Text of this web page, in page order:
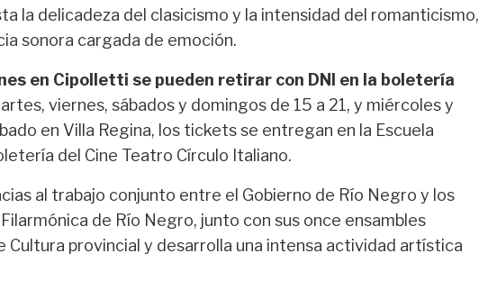
la delicadeza del clasicismo y la intensidad del romanticismo,
sonora cargada de emoción.
en Cipolletti se pueden retirar con DNI en la boletería
viernes, sábados y domingos de 15 a 21, y miércoles y
en Villa Regina, los tickets se entregan en la Escuela
del Cine Teatro Círculo Italiano.
al trabajo conjunto entre el Gobierno de Río Negro y los
de Río Negro, junto con sus once ensambles
Cultura provincial y desarrolla una intensa actividad artística